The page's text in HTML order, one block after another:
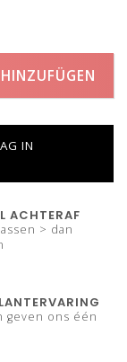
IN
ACHTERAF
> dan
geven ons één